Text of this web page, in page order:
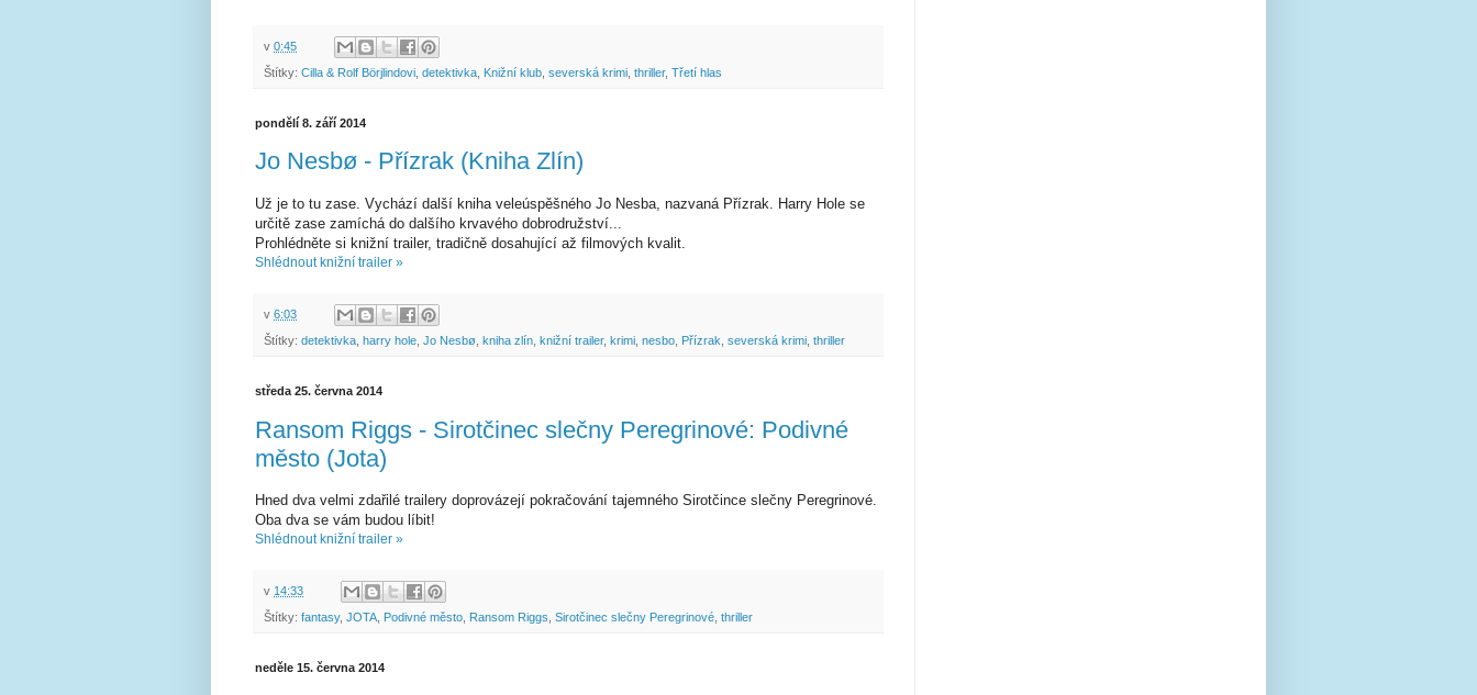
v 0:45
Štítky: Cilla & Rolf Börjlindovi detektivka Knižní klub severská krimi thriller, Třetí hlas
pondělí 8. září 2014
Jo Nesbø - Přízrak (Kniha Zlín)
Už je to tu zase. Vychází další kniha veleúspěšného Jo Nesba, nazvaná Přízrak. Harry Hole se
určitě zase zamíchá do dalšího krvavého dobrodružství...
Prohlédněte si knižní trailer, tradičně dosahující až filmových kvalit.
Shlédnout knižní trailer »
v 6:03
Štítky: detektivka harry hole Jo Nesbø kniha zlín knižní trailer, krimi nesbo Přízrak severská krimi thriller
středa 25. června 2014
Ransom Riggs - Sirotčinec slečny Peregrinové: Podivné
město (Jota)
Hned dva velmi zdařilé trailery doprovázejí pokračování tajemného Sirotčince slečny Peregrinové.
Oba dva se vám budou líbit!
Shlédnout knižní trailer »
v 14:33
Štítky: fantasy, JOTA Podivné město Ransom Riggs Sirotčinec slečny Peregrinové thriller
neděle 15. června 2014